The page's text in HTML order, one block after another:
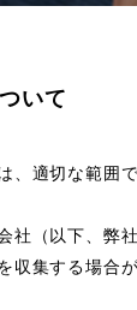
いて
、適切な範囲
社（以下、弊
収集する場合が